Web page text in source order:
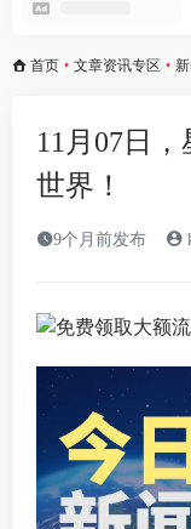
首页 • 文章资讯专区 •
11月07日
世界！
9个月前发布